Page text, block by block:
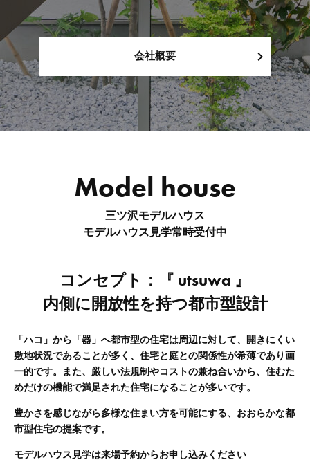
会社概要
Model house
三ツ沢モデルハウス
モデルハウス見学常時受付中
コンセプト：『 utsuwa 』
内側に開放性を持つ都市型設計
「ハコ」から「器」へ都市型の住宅は周辺に対して、開きにくい
敷地状況であることが多く、住宅と庭との関係性が希薄であり画
一的です。また、厳しい法規制やコストの兼ね合いから、住むた
めだけの機能で満足された住宅になることが多いです。
豊かさを感じながら多様な住まい方を可能にする、おおらかな都
市型住宅の提案です。
モデルハウス見学は来場予約からお申し込みください